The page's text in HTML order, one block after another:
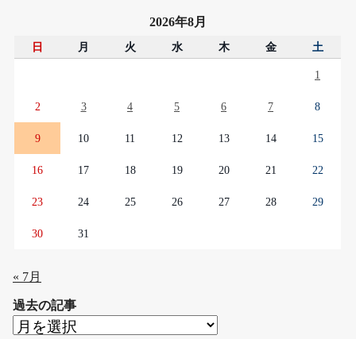
2026年8月
日 月 火 水 木 金 土
1
2 3 4 5 6 7 8
9 10 11 12 13 14 15
16 17 18 19 20 21 22
23 24 25 26 27 28 29
30 31
« 7月
過去の記事
過